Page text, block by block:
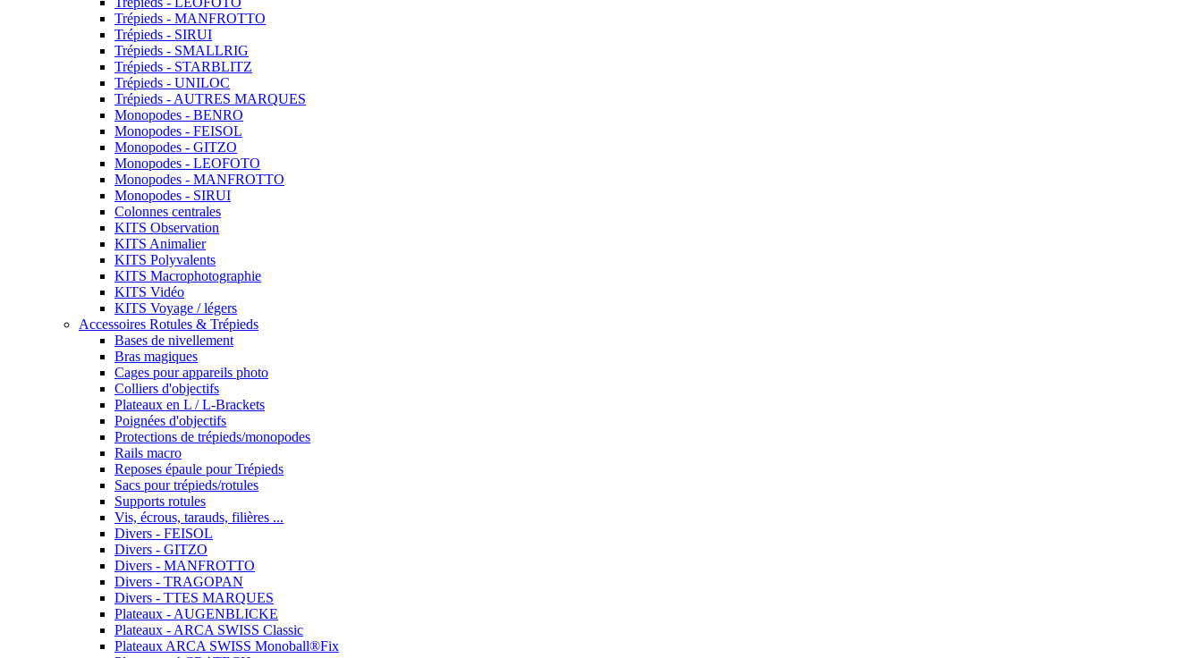
Trépieds - MANFROTTO
Trépieds - SIRUI
Trépieds - SMALLRIG
Trépieds - STARBLITZ
Trépieds - UNILOC
Trépieds - AUTRES MARQUES
Monopodes - BENRO
Monopodes - FEISOL
Monopodes - GITZO
Monopodes - LEOFOTO
Monopodes - MANFROTTO
Monopodes - SIRUI
Colonnes centrales
KITS Observation
KITS Animalier
KITS Polyvalents
KITS Macrophotographie
KITS Vidéo
KITS Voyage / légers
Accessoires Rotules & Trépieds
Bases de nivellement
Bras magiques
Cages pour appareils photo
Colliers d'objectifs
Plateaux en L / L-Brackets
Poignées d'objectifs
Protections de trépieds/monopodes
Rails macro
Reposes épaule pour Trépieds
Sacs pour trépieds/rotules
Supports rotules
Vis, écrous, tarauds, filières ...
Divers - FEISOL
Divers - GITZO
Divers - MANFROTTO
Divers - TRAGOPAN
Divers - TTES MARQUES
Plateaux - AUGENBLICKE
Plateaux - ARCA SWISS Classic
Plateaux ARCA SWISS Monoball®Fix